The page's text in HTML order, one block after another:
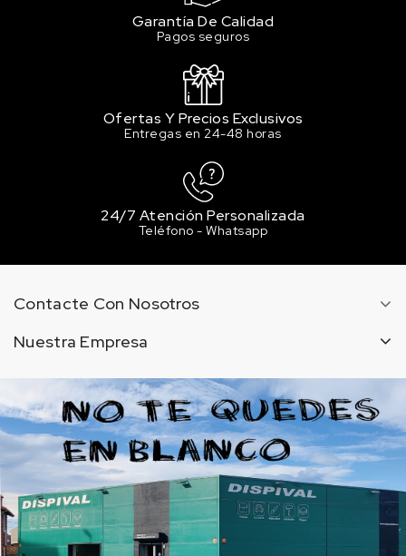
Garantía De Calidad
Pagos seguros
Ofertas Y Precios Exclusivos
Entregas en 24-48 horas
24/7 Atención Personalizada
Teléfono - Whatsapp
Contacte Con Nosotros
Nuestra Empresa